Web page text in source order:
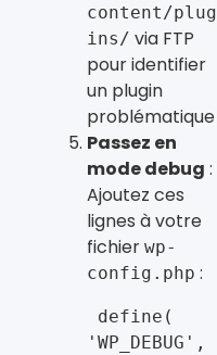
content/plug
ins/ via FTP
pour identifier
un plugin
problématique
Passez en
mode debug :
Ajoutez ces
lignes à votre
fichier wp-
config.php :
'WP_DEBUG',